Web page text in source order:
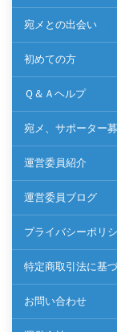
宛メとの出会い
初めての方
Ｑ＆Ａヘルプ
宛メ、サポーター募
運営委員紹介
運営委員ブログ
プライバシーポリ
特定商取引法に基
お問い合わせ